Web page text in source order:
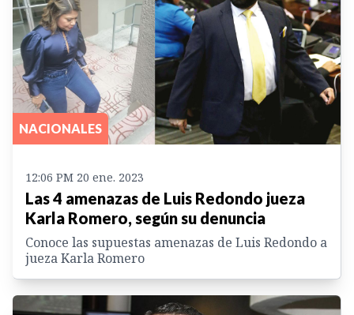
NACIONALES
12:06 PM 20 ene. 2023
Las 4 amenazas de Luis Redondo jueza
Karla Romero, según su denuncia
Conoce las supuestas amenazas de Luis Redondo a
jueza Karla Romero